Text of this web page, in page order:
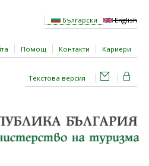
Български English
Помощ Контакти Кариери
Текстова версия